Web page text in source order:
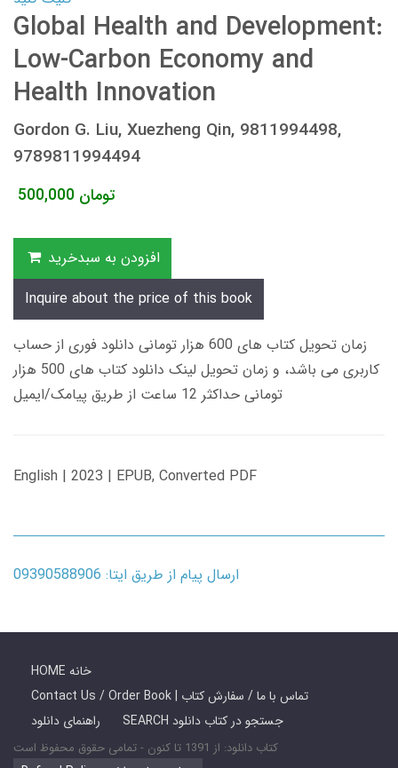
Global Health and Development:
Low-Carbon Economy and
Health Innovation
Gordon G. Liu, Xuezheng Qin, 9811994498,
9789811994494
500,000 تومان
افزودن به سبدخرید
Inquire about the price of this book
زمان تحویل کتاب های 600 هزار تومانی دانلود فوری از حساب
کاربری می باشد، و زمان تحویل لینک دانلود کتاب های 500 هزار
تومانی حداکثر 12 ساعت از طریق پیامک/ایمیل
English | 2023 | EPUB, Converted PDF
ارسال پیام از طریق ایتا: 09390588906
HOME خانه
Contact Us / Order Book | تماس با ما / سفارش کتاب
راهنمای دانلود
SEARCH جستجو در کتاب دانلود
کتاب دانلود: از 1391 تا کنون - تمامی حقوق محفوظ است